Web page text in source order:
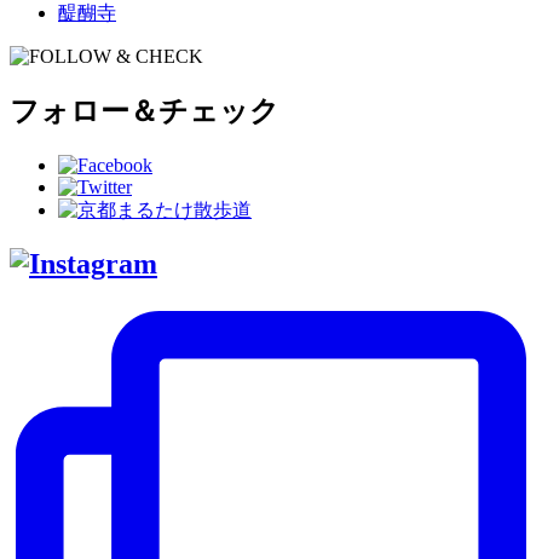
醍醐寺
フォロー＆チェック